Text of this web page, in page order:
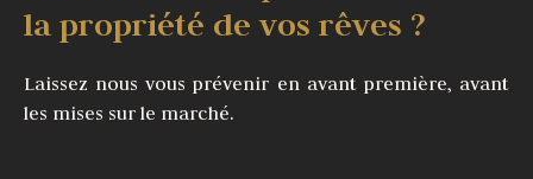
la propriété de vos rêves ?
Laissez nous vous prévenir en avant première, avant
les mises sur le marché.